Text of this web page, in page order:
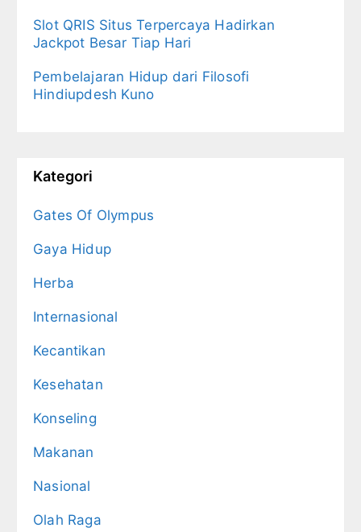
Slot QRIS Situs Terpercaya Hadirkan
Jackpot Besar Tiap Hari
Pembelajaran Hidup dari Filosofi
Hindiupdesh Kuno
Kategori
Gates Of Olympus
Gaya Hidup
Herba
Internasional
Kecantikan
Kesehatan
Konseling
Makanan
Nasional
Olah Raga